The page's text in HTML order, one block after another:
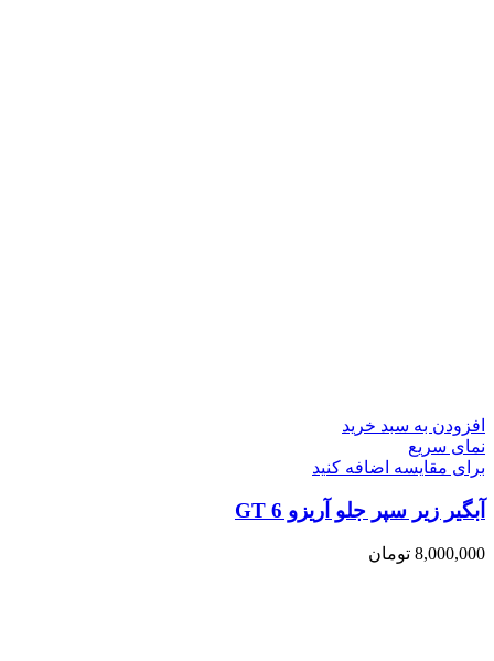
افزودن به سبد خرید
نمای سریع
برای مقایسه اضافه کنید
آبگیر زیر سپر جلو آریزو 6 GT
8,000,000 تومان